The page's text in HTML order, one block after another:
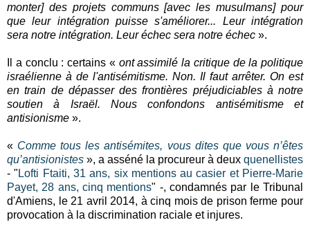
monter] des projets communs [avec les musulmans] pour
que leur intégration puisse s'améliorer... Leur intégration
sera notre intégration. Leur échec sera notre échec ».
Il a conclu : certains « ont assimilé la critique de la politique
israélienne à de l'antisémitisme. Non. Il faut arrêter. On est
en train de dépasser des frontières préjudiciables à notre
soutien à Israël. Nous confondons antisémitisme et
antisionisme ».
« Comme tous les antisémites, vous dites que vous n’êtes
qu’antisionistes », a asséné la procureur à deux quenellistes
- " Lofti Ftaiti, 31 ans, six mentions au casier et Pierre-Marie
Payet, 28 ans, cinq mentions" -, condamnés par le Tribunal
d'Amiens, le 21 avril 2014, à cinq mois de prison ferme pour
provocation à la discrimination raciale et injures.